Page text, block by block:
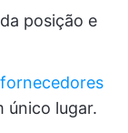
posição e
único lugar.